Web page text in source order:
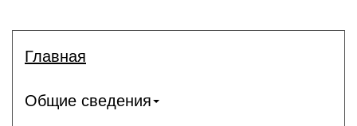
Главная
Общие сведения